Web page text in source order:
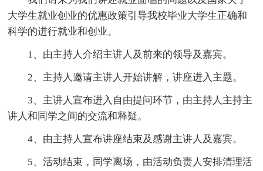
大学生就业创业的优惠政策引导我校毕业大学生正确和
科学的进行就业和创业。
1、由主持人介绍主讲人及前来的领导及嘉宾。
2、主持人邀请主讲人开始讲解，讲座进入主题。
3、主讲人宣布进入自由提问环节，由主持人主持主
讲人和同学之间的交流和释疑。
4、由主持人宣布讲座结束及感谢主讲人及嘉宾。
5、活动结束，同学离场，由活动负责人安排清理活